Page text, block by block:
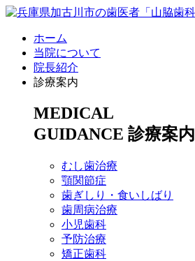
ホーム
当院について
院長紹介
診療案内
MEDICAL
GUIDANCE 診療案内
むし歯治療
顎関節症
歯ぎしり・食いしばり
歯周病治療
小児歯科
予防治療
矯正歯科